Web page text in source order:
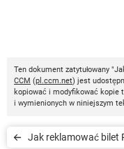
Ten dokument zatytułowany
CCM (pl.ccm.net) jest
kopiować i modyfikować kopie
i wymienionych w niniejszym
Jak reklamować bilet